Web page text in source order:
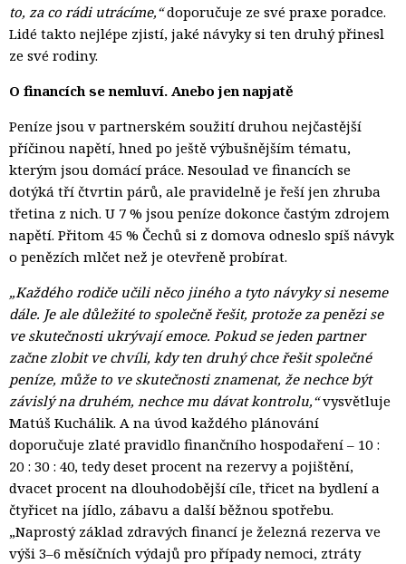
to, za co rádi utrácíme,“doporučuje ze své praxe poradce.
Lidé takto nejlépe zjistí, jaké návyky si ten druhý přinesl
ze své rodiny.
O financích se nemluví. Anebo jen napjatě
Peníze jsou v partnerském soužití druhou nejčastější
příčinou napětí, hned po ještě výbušnějším tématu,
kterým jsou domácí práce. Nesoulad ve financích se
dotýká tří čtvrtin párů, ale pravidelně je řeší jen zhruba
třetina z nich. U 7 % jsou peníze dokonce častým zdrojem
napětí. Přitom 45 % Čechů si z domova odneslo spíš návyk
o penězích mlčet než je otevřeně probírat.
„Každého rodiče učili něco jiného a tyto návyky si neseme
dále. Je ale důležité to společně řešit, protože za penězi se
ve skutečnosti ukrývají emoce. Pokud se jeden partner
začne zlobit ve chvíli, kdy ten druhý chce řešit společné
peníze, může to ve skutečnosti znamenat, že nechce být
závislý na druhém, nechce mu dávat kontrolu,“vysvětluje
Matúš Kuchálik. A na úvod každého plánování
doporučuje zlaté pravidlo finančního hospodaření – 10 :
20 : 30 : 40, tedy deset procent na rezervy a pojištění,
dvacet procent na dlouhodobější cíle, třicet na bydlení a
čtyřicet na jídlo, zábavu a další běžnou spotřebu.
„Naprostý základ zdravých financí je železná rezerva ve
výši 3–6 měsíčních výdajů pro případy nemoci, ztráty